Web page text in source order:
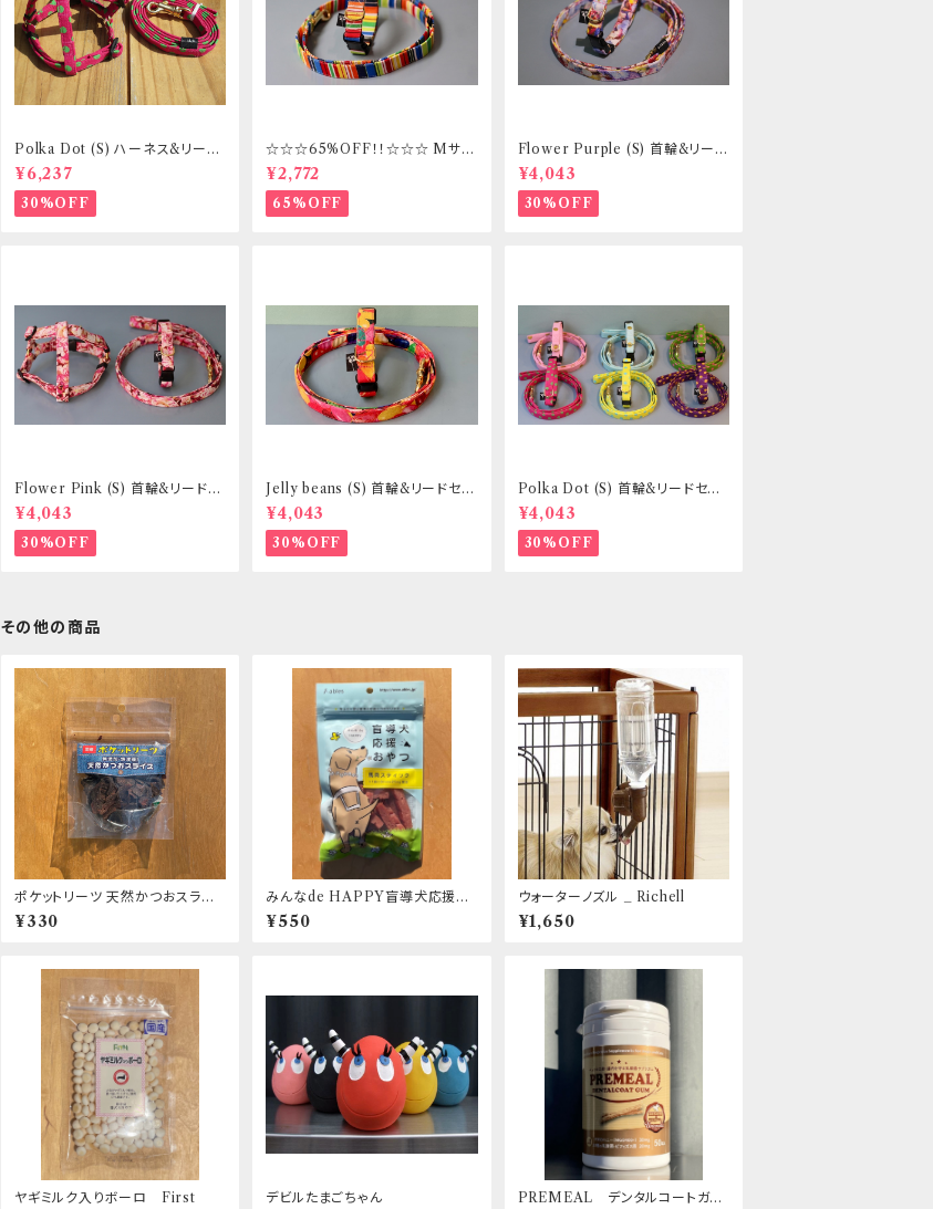
Polka Dot (S) ハーネス&リード
セット _ フントヒュッテオリジナル
¥6,237
30%OFF
☆☆☆65%OFF！！☆☆☆ Mサイ
ズ 首輪&リードセット _ フントヒュ
ッテオリジナル
¥2,772
65%OFF
Flower Purple (S) 首輪&リード
セット _ 小型犬・小柄な中型犬向
き _ フントヒュッテオリジナル
¥4,043
30%OFF
Flower Pink (S) 首輪&リードセ
ット _ 小型犬・小柄な中型犬向き
_ フントヒュッテオリジナル
¥4,043
30%OFF
Jelly beans (S) 首輪&リードセッ
ト _ 小型犬・小柄な中型犬向き _
フントヒュッテオリジナル
¥4,043
30%OFF
Polka Dot (S) 首輪&リードセッ
ト _ 小型犬・小柄な中型犬向き _
フントヒュッテオリジナル
¥4,043
30%OFF
その他の商品
ポケットリーツ 天然かつおスライ
ス
¥330
みんなde HAPPY盲導犬応援お
やつ 馬肉スティック
¥550
ウォーターノズル _ Richell
¥1,650
ヤギミルク入りボーロ First デビルたまごちゃん
PREMEAL デンタルコートガム